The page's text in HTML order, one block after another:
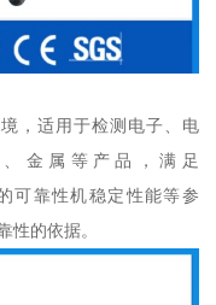
，适用于检测电子、电
金属等产品，满足
可靠性机稳定性能等参
性的依据。